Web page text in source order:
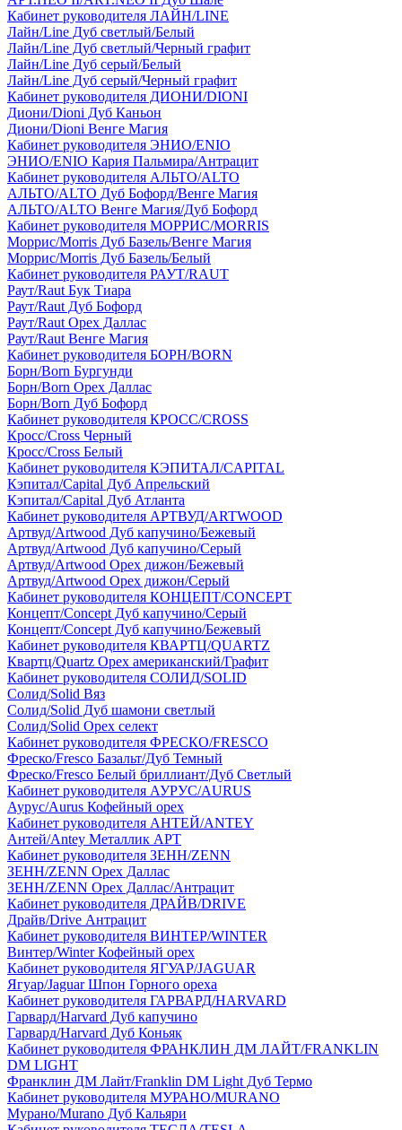
Кабинет руководителя ЛАЙН/LINE
Лайн/Line Дуб светлый/Белый
Лайн/Line Дуб светлый/Черный графит
Лайн/Line Дуб серый/Белый
Лайн/Line Дуб серый/Черный графит
Кабинет руководителя ДИОНИ/DIONI
Диони/Dioni Дуб Каньон
Диони/Dioni Венге Магия
Кабинет руководителя ЭНИО/ENIO
ЭНИО/ENIO Кария Пальмира/Антрацит
Кабинет руководителя АЛЬТО/ALTO
АЛЬТО/ALTO Дуб Бофорд/Венге Магия
АЛЬТО/ALTO Венге Магия/Дуб Бофорд
Кабинет руководителя МОРРИС/MORRIS
Моррис/Morris Дуб Базель/Венге Магия
Моррис/Morris Дуб Базель/Белый
Кабинет руководителя РАУТ/RAUT
Раут/Raut Бук Тиара
Раут/Raut Дуб Бофорд
Раут/Raut Орех Даллас
Раут/Raut Венге Магия
Кабинет руководителя БОРН/BORN
Борн/Born Бургунди
Борн/Born Орех Даллас
Борн/Born Дуб Бофорд
Кабинет руководителя КРОСС/CROSS
Кросс/Cross Черный
Кросс/Cross Белый
Кабинет руководителя КЭПИТАЛ/CAPITAL
Кэпитал/Capital Дуб Апрельский
Кэпитал/Capital Дуб Атланта
Кабинет руководителя АРТВУД/ARTWOOD
Артвуд/Artwood Дуб капучино/Бежевый
Артвуд/Artwood Дуб капучино/Серый
Артвуд/Artwood Орех дижон/Бежевый
Артвуд/Artwood Орех дижон/Серый
Кабинет руководителя КОНЦЕПТ/CONCEPT
Концепт/Concept Дуб капучино/Серый
Концепт/Concept Дуб капучино/Бежевый
Кабинет руководителя КВАРТЦ/QUARTZ
Квартц/Quartz Орех американский/Графит
Кабинет руководителя СОЛИД/SOLID
Солид/Solid Вяз
Солид/Solid Дуб шамони светлый
Солид/Solid Орех селект
Кабинет руководителя ФРЕСКО/FRESCO
Фреско/Fresco Базальт/Дуб Темный
Фреско/Fresco Белый бриллиант/Дуб Светлый
Кабинет руководителя АУРУС/AURUS
Аурус/Aurus Кофейный орех
Кабинет руководителя АНТЕЙ/ANTEY
Антей/Antey Металлик АРТ
Кабинет руководителя ЗЕНН/ZENN
ЗЕНН/ZENN Орех Даллас
ЗЕНН/ZENN Орех Даллас/Антрацит
Кабинет руководителя ДРАЙВ/DRIVE
Драйв/Drive Антрацит
Кабинет руководителя ВИНТЕР/WINTER
Винтер/Winter Кофейный орех
Кабинет руководителя ЯГУАР/JAGUAR
Ягуар/Jaguar Шпон Горного ореха
Кабинет руководителя ГАРВАРД/HARVARD
Гарвард/Harvard Дуб капучино
Гарвард/Harvard Дуб Коньяк
Кабинет руководителя ФРАНКЛИН ДМ ЛАЙТ/FRANKLIN
DM LIGHT
Франклин ДМ Лайт/Franklin DM Light Дуб Термо
Кабинет руководителя МУРАНО/MURANO
Мурано/Murano Дуб Кальяри